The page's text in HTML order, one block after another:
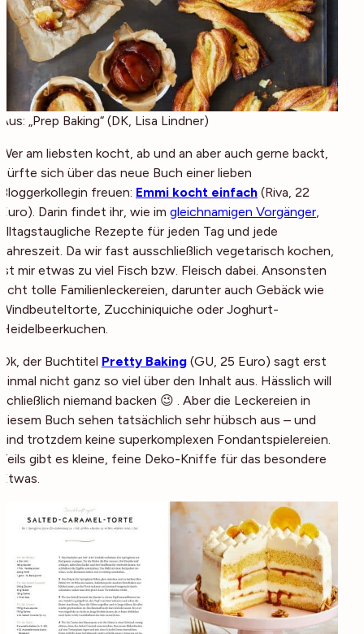
Aus: „Prep Baking“ (DK, Lisa Lindner)
Wer am liebsten kocht, ab und an aber auch gerne backt,
dürfte sich über das neue Buch einer lieben
Bloggerkollegin freuen: Emmi kocht einfach (Riva, 22
Euro) . Darin findet ihr, wie im gleichnamigen Vorgänger
alltagstaugliche Rezepte für jeden Tag und jede
Jahreszeit. Da wir fast ausschließlich vegetarisch kochen,
ist mir etwas zu viel Fisch bzw. Fleisch dabei. Ansonsten
echt tolle Familienleckereien, darunter auch Gebäck wie
Windbeuteltorte, Zucchiniquiche oder Joghurt-
Heidelbeerkuchen.
Ok, der Buchtitel Pretty Baking (GU, 25 Euro) sagt erst
einmal nicht ganz so viel über den Inhalt aus. Hässlich will
schließlich niemand backen 😉 . Aber die Leckereien in
diesem Buch sehen tatsächlich sehr hübsch aus – und
sind trotzdem keine superkomplexen Fondantspielereien.
Teils gibt es kleine, feine Deko-Kniffe für das besondere
Etwas.